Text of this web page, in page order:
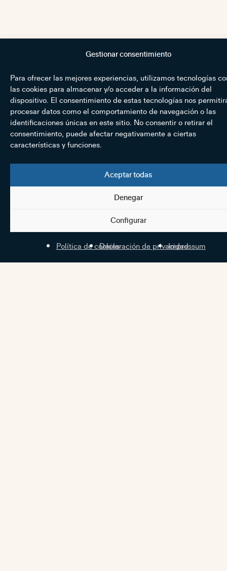
Gestionar consentimiento
Para ofrecer las mejores experiencias, utilizamos tecnologías
las cookies para almacenar y/o acceder a la información del
dispositivo. El consentimiento de estas tecnologías nos
procesar datos como el comportamiento de navegación o las
identificaciones únicas en este sitio. No consentir o retirar el
consentimiento, puede afectar negativamente a ciertas
características y funciones.
Aceptar todas
Denegar
Configurar
Política de cookiesDeclaración de privacidad
Impressum